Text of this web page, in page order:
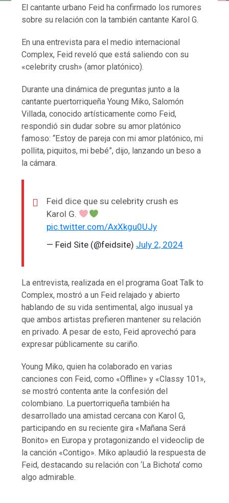
El cantante urbano Feid ha confirmado los rumores
sobre su relación con la también cantante Karol G.
En una entrevista para el medio internacional
Complex, Feid reveló que está saliendo con su
«celebrity crush» (amor platónico).
Durante una dinámica de preguntas junto a la
cantante puertorriqueña Young Miko, Salomón
Villada, conocido artísticamente como Feid,
respondió sin dudar sobre su amor platónico
famoso: “Estoy de pareja con mi amor platónico, mi
pollita, piquitos, mi bebé”, dijo, lanzando un beso a
la cámara.
Feid dice que su celebrity crush es
Karol G.
pic.twitter.com/AxXkgu0UJy
— Feid Site (@feidsite) July 2, 2024
La entrevista, realizada en el programa Goat Talk to
Complex, mostró a un Feid relajado y abierto
hablando de su vida sentimental, algo inusual ya
que ambos artistas prefieren mantener su relación
en privado. A pesar de esto, Feid aprovechó para
expresar públicamente su cariño.
Young Miko, quien ha colaborado en varias
canciones con Feid, como «Offline» y «Classy 101»,
se mostró contenta ante la confesión del
colombiano. La puertorriqueña también ha
desarrollado una amistad cercana con Karol G,
participando en su reciente gira «Mañana Será
Bonito» en Europa y protagonizando el videoclip de
la canción «Contigo». Miko aplaudió la respuesta de
Feid, destacando su relación con ‘La Bichota’ como
algo admirable.